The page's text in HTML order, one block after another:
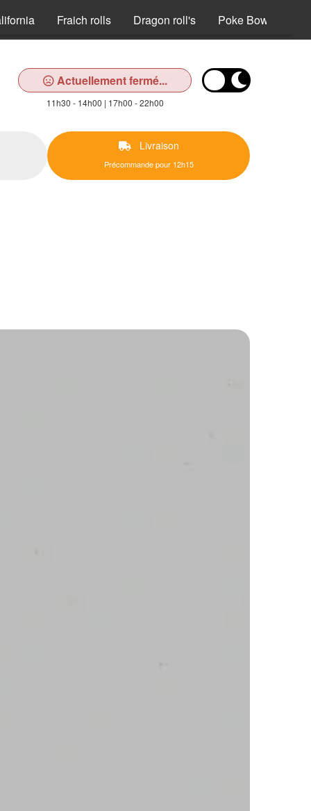
Fraich rolls Dragon roll's Poke Bowl
Actuellement fermé...
11h30 - 14h00 | 17h00 - 22h00
Livraison
Précommande pour 12h15